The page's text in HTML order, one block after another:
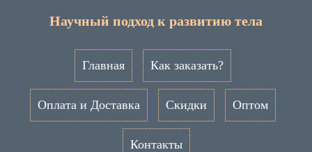
Научный подход к развитию тела
Главная Как заказать?
Оплата и Доставка Скидки Оптом
Контакты